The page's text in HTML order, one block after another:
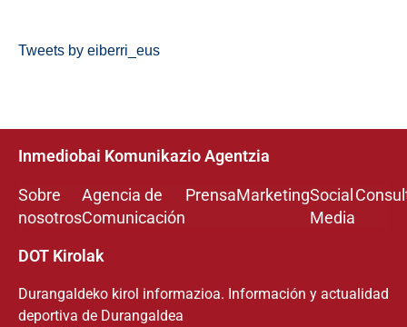
Tweets by eiberri_eus
Inmediobai Komunikazio Agentzia
Sobre
nosotros
Agencia de
Comunicación
PrensaMarketingSocial
Media
DOT Kirolak
Durangaldeko kirol informazioa. Información y actualidad
deportiva de Durangaldea